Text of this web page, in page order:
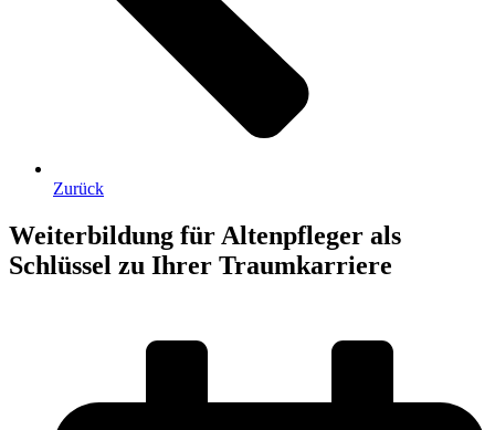
Zurück
Weiterbildung für Altenpfleger als
Schlüssel zu Ihrer Traumkarriere